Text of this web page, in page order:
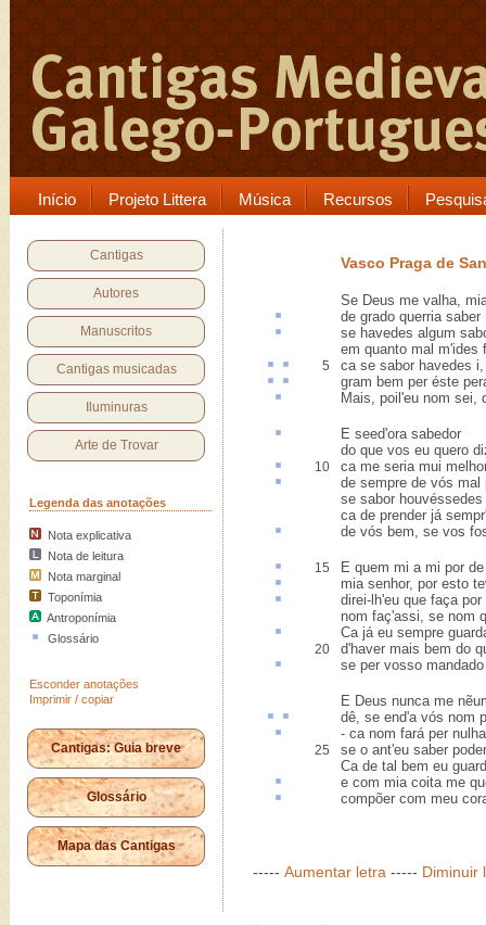
Início Projeto Littera Música Recursos
Cantigas
Autores
Manuscritos
Cantigas musicadas
Iluminuras
Arte de Trovar
Legenda das anotações
Nota explicativa
Nota de leitura
Nota marginal
Toponímia
Antroponímia
Glossário
Esconder anotações
Imprimir / copiar
Cantigas: Guia breve
Glossário
Mapa das Cantigas
Vasco Praga de
Se Deus me valha,
de grado querria saber
se havedes algum
em quanto mal m'ides
5 ca se sabor havedes i,
gram bem per éste
Mais, poil'eu nom sei,
E seed'ora sabedor
do que vos eu quero
10 ca me seria mui
de sempre de vós mal
se sabor
ca de prender já
de vós bem, se vos
15 E quem mi a mi por
mia senhor, por esto
direi-lh'eu que faça por
nom faç'assi, se nom
Ca já eu sempre
20
d'haver mais bem do
se per vosso
E Deus nunca me
dê, se end'a vós nom
- ca nom fará per
25
se o ant'eu saber
Ca de tal bem eu
e com mia coitame
compõer com meu
----- Aumentar letra ----- Diminuir